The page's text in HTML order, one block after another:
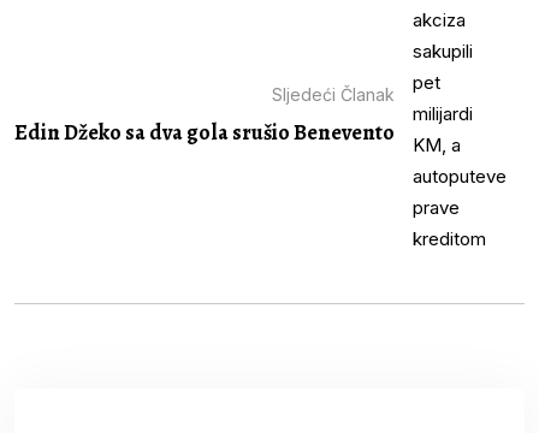
Sljedeći Članak
Edin Džeko sa dva gola srušio Benevento